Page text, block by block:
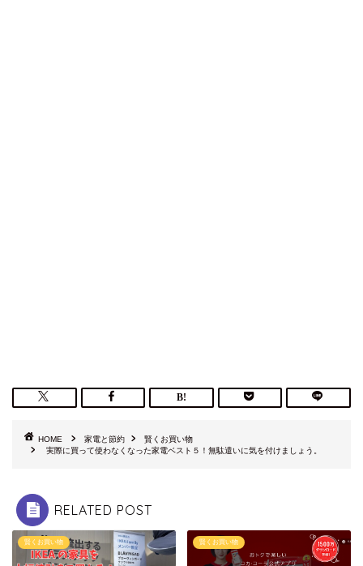
HOME 家電と節約
賢くお買い物
実際に買って使わなくなった家電ベスト５！無駄遣いに気を付けましょう。
RELATED POST
賢くお買い物 賢くお買い物